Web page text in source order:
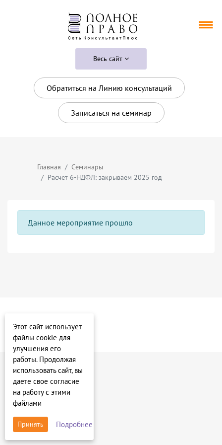
Весь сайт
Обратиться на Линию консультаций
Записаться на семинар
Главная
Семинары
Расчет 6-НДФЛ: закрываем 2025 год
Данное мероприятие прошло
Этот сайт использует
файлы cookie для
улучшения его
работы. Продолжая
использовать сайт, вы
даете свое согласие
на работу с этими
файлами
Принять Подробнее